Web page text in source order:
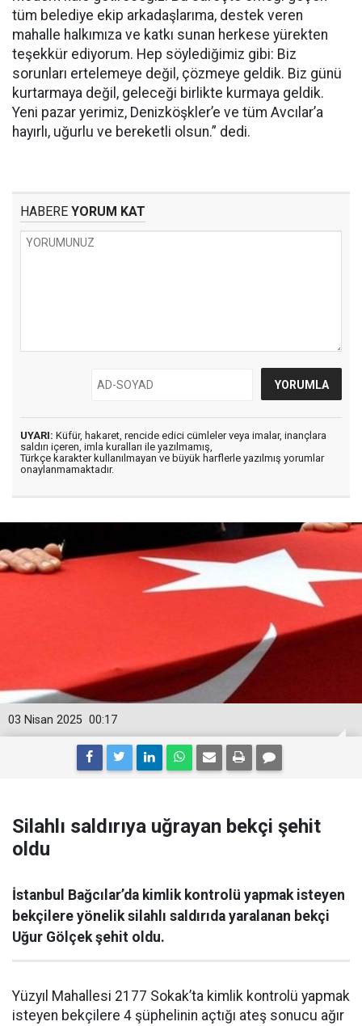
tüm belediye ekip arkadaşlarıma, destek veren
mahalle halkımıza ve katkı sunan herkese yürekten
teşekkür ediyorum. Hep söylediğimiz gibi: Biz
sorunları ertelemeye değil, çözmeye geldik. Biz günü
kurtarmaya değil, geleceği birlikte kurmaya geldik.
Yeni pazar yerimiz, Denizköşkler’e ve tüm Avcılar’a
hayırlı, uğurlu ve bereketli olsun.” dedi.
HABERE YORUM KAT
UYARI: Küfür, hakaret, rencide edici cümleler veya imalar, inançlara
saldırı içeren, imla kuralları ile yazılmamış,
Türkçe karakter kullanılmayan ve büyük harflerle yazılmış yorumlar
onaylanmamaktadır.
00:17
03 Nisan 2025
Silahlı saldırıya uğrayan bekçi şehit
oldu
İstanbul Bağcılar’da kimlik kontrolü yapmak isteyen
bekçilere yönelik silahlı saldırıda yaralanan bekçi
Uğur Gölçek şehit oldu.
Yüzyıl Mahallesi 2177 Sokak’ta kimlik kontrolü yapmak
isteyen bekçilere 4 şüphelinin açtığı ateş sonucu ağır